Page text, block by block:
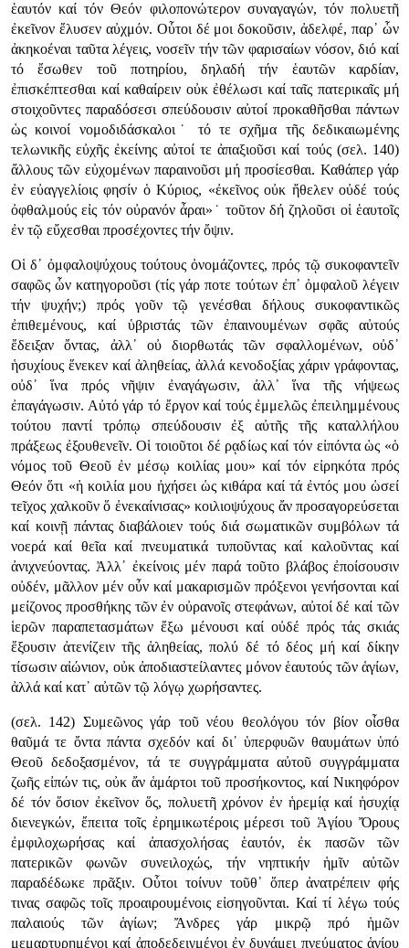
ἑαυτόν καί τόν Θεόν φιλοπονώτερον συναγαγών, τόν πολυετῆ
ἐκεῖνον ἔλυσεν αὐχμόν. Οὗτοι δέ μοι δοκοῦσιν, ἀδελφέ, παρ᾿ ὧν
ἀκηκοέναι ταῦτα λέγεις, νοσεῖν τήν τῶν φαρισαίων νόσον, διό καί
τό ἔσωθεν τοῦ ποτηρίου, δηλαδή τήν ἑαυτῶν καρδίαν,
ἐπισκέπτεσθαι καί καθαίρειν οὐκ ἐθέλωσι καί ταῖς πατερικαῖς μή
στοιχοῦντες παραδόσεσι σπεύδουσιν αὐτοί προκαθῆσθαι πάντων
ὡς κοινοί νομοδιδάσκαλοι˙ τό τε σχῆμα τῆς δεδικαιωμένης
τελωνικῆς εὐχῆς ἐκείνης αὐτοί τε ἀπαξιοῦσι καί τούς (σελ. 140)
ἄλλους τῶν εὐχομένων παραινοῦσι μή προσίεσθαι. Καθάπερ γάρ
ἐν εὐαγγελίοις φησίν ὁ Κύριος, «ἐκεῖνος οὐκ ἤθελεν οὐδέ τούς
ὀφθαλμούς εἰς τόν οὐρανόν ἆραι»˙ τοῦτον δή ζηλοῦσι οἱ ἑαυτοῖς
ἐν τῷ εὔχεσθαι προσέχοντες τήν ὄψιν.
Οἱ δ᾿ ὀμφαλοψύχους τούτους ὀνομάζοντες, πρός τῷ συκοφαντεῖν
σαφῶς ὧν κατηγοροῦσι (τίς γάρ ποτε τούτων ἐπ᾿ ὀμφαλοῦ λέγειν
τήν ψυχήν;) πρός γοῦν τῷ γενέσθαι δήλους συκοφαντικῶς
ἐπιθεμένους, καί ὑβριστάς τῶν ἐπαινουμένων σφᾶς αὐτούς
ἔδειξαν ὄντας, ἀλλ᾿ οὐ διορθωτάς τῶν σφαλλομένων, οὐδ᾿
ἡσυχίους ἕνεκεν καί ἀληθείας, ἀλλά κενοδοξίας χάριν γράφοντας,
οὐδ᾿ ἵνα πρός νῆψιν ἐναγάγωσιν, ἀλλ᾿ ἵνα τῆς νήψεως
ἐπαγάγωσιν. Αὐτό γάρ τό ἔργον καί τούς ἐμμελῶς ἐπειλημμένους
τούτου παντί τρόπῳ σπεύδουσιν ἐξ αὐτῆς τῆς καταλλήλου
πράξεως ἐξουθενεῖν. Οἱ τοιοῦτοι δέ ρᾳδίως καί τόν εἰπόντα ὡς «ὁ
νόμος τοῦ Θεοῦ ἐν μέσῳ κοιλίας μου» καί τόν εἰρηκότα πρός
Θεόν ὅτι «ἡ κοιλία μου ἠχήσει ὡς κιθάρα καί τά ἐντός μου ὡσεί
τεῖχος χαλκοῦν ὅ ἐνεκαίνισας» κοιλιοψύχους ἄν προσαγορεύσεται
καί κοινῇ πάντας διαβάλοιεν τούς διά σωματικῶν συμβόλων τά
νοερά καί θεῖα καί πνευματικά τυποῦντας καί καλοῦντας καί
ἀνιχνεύοντας. Ἀλλ᾿ ἐκείνοις μέν παρά τοῦτο βλάβος ἐποίσουσιν
οὐδέν, μᾶλλον μέν οὖν καί μακαρισμῶν πρόξενοι γενήσονται καί
μείζονος προσθήκης τῶν ἐν οὐρανοῖς στεφάνων, αὐτοί δέ καί τῶν
ἱερῶν παραπετασμάτων ἔξω μένουσι καί οὐδέ πρός τάς σκιάς
ἕξουσιν ἀτενίζειν τῆς ἀληθείας, πολύ δέ τό δέος μή καί δίκην
τίσωσιν αἰώνιον, οὐκ ἀποδιαστείλαντες μόνον ἑαυτούς τῶν ἁγίων,
ἀλλά καί κατ᾿ αὐτῶν τῷ λόγῳ χωρήσαντες.
(σελ. 142) Συμεῶνος γάρ τοῦ νέου θεολόγου τόν βίον οἶσθα
θαῦμά τε ὄντα πάντα σχεδόν καί δι᾿ ὑπερφυῶν θαυμάτων ὑπό
Θεοῦ δεδοξασμένον, τά τε συγγράμματα αὐτοῦ συγγράμματα
ζωῆς εἰπών τις, οὐκ ἄν ἁμάρτοι τοῦ προσήκοντος, καί Νικηφόρον
δέ τόν ὅσιον ἐκεῖνον ὅς, πολυετῆ χρόνον ἐν ἡρεμίᾳ καί ἡσυχίᾳ
διενεγκών, ἔπειτα τοῖς ἐρημικωτέροις μέρεσι τοῦ Ἁγίου Ὄρους
ἐμφιλοχωρήσας καί ἀπασχολήσας ἑαυτόν, ἐκ πασῶν τῶν
πατερικῶν φωνῶν συνειλοχώς, τήν νηπτικήν ἡμῖν αὐτῶν
παραδέδωκε πρᾶξιν. Οὗτοι τοίνυν τοῦθ᾿ ὅπερ ἀνατρέπειν φής
τινας σαφῶς τοῖς προαιρουμένοις εἰσηγοῦνται. Καί τί λέγω τούς
παλαιούς τῶν ἁγίων; Ἄνδρες γάρ μικρῷ πρό ἡμῶν
μεμαρτυρημένοι καί ἀποδεδειγμένοι ἐν δυνάμει πνεύματος ἁγίου